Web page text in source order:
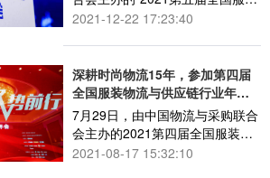
快递快运融合发展研讨会”在上海
2021-12-22 17:23:40
深耕时尚物流15年，参加第四届
全国服装物流与供应链行业年
会！
7月29日，由中国物流与采购联合
会主办的2021第四届全国服装物
流与供应链行业年会在上海正式
2021-08-17 15:32:10